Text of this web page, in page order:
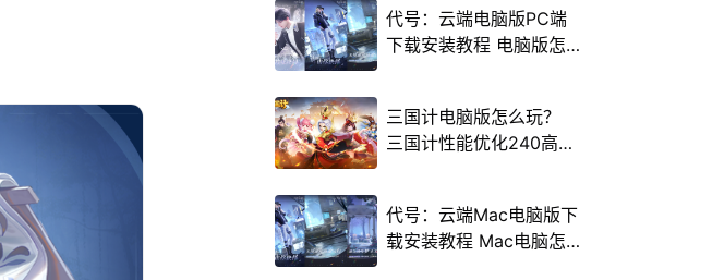
代号：云端电脑版PC端
下载安装教程 电脑版怎
三国计电脑版怎么玩？
三国计性能优化240高帧
代号：云端Mac电脑版下
载安装教程 Mac电脑怎